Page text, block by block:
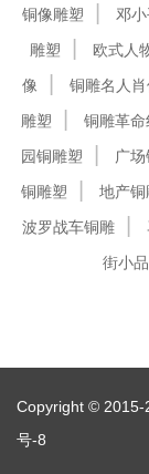
铜像雕塑
邓
雕塑
欧式人
像
铜雕名人
雕塑
铜雕革
园铜雕塑
广
铜雕塑
地产铜
波罗战车铜雕
街小
Copyright © 2015-
号-8